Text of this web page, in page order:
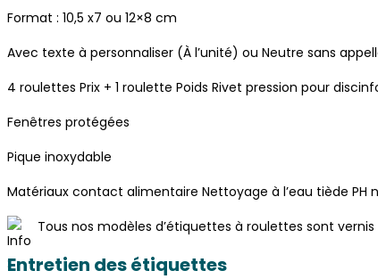
Format : 10,5 x7 ou 12×8 cm
Avec texte à personnaliser (À l’unité) ou Neutre sans
4 roulettes Prix + 1 roulette Poids Rivet pression pour
Fenêtres protégées
Pique inoxydable
Matériaux contact alimentaire Nettoyage à l’eau tiède
Tous nos modèles d’étiquettes à roulettes sont
Entretien des étiquettes